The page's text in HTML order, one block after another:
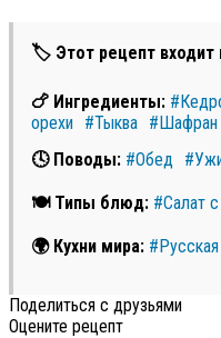
🏷 Этот рецепт входит
🍗 Ингредиенты:
орехи #Тыква #Шафран
🕓 Поводы: #Обед
🍽 Типы блюд: #Салат
🌍 Кухни мира: #Русская
Поделиться с друзьями
Оцените рецепт